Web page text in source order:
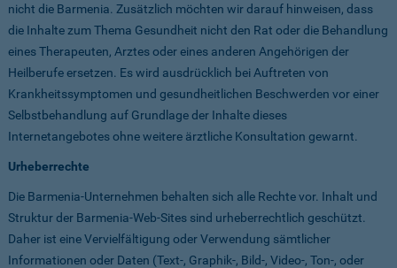
nicht die Barmenia. Zusätzlich möchten wir darauf hinweisen, dass
die Inhalte zum Thema Gesundheit nicht den Rat oder die Behandlung
eines Therapeuten, Arztes oder eines anderen Angehörigen der
Heilberufe ersetzen. Es wird ausdrücklich bei Auftreten von
Krankheitssymptomen und gesundheitlichen Beschwerden vor einer
Selbstbehandlung auf Grundlage der Inhalte dieses
Internetangebotes ohne weitere ärztliche Konsultation gewarnt.
Urheberrechte
Die Barmenia-Unternehmen behalten sich alle Rechte vor. Inhalt und
Struktur der Barmenia-Web-Sites sind urheberrechtlich geschützt.
Daher ist eine Vervielfältigung oder Verwendung sämtlicher
Informationen oder Daten (Text-, Graphik-, Bild-, Video-, Ton-, oder